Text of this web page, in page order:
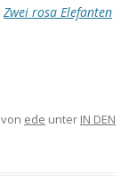
Zwei rosa Elefanten
von ede unter IN DEN